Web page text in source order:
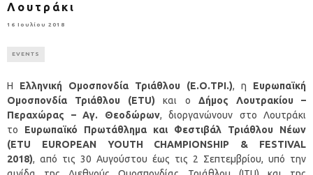
Λουτράκι
16 Ιουλίου 2018
EVENTS
Η Ελληνική Ομοσπονδία Τριάθλου (Ε.Ο.ΤΡΙ.), η Ευρωπαϊκή
Ομοσπονδία Τριάθλου (ETU) και o Δήμος Λουτρακίου –
Περαχώρας – Αγ. Θεοδώρων, διοργανώνουν στο Λουτράκι
το Ευρωπαϊκό Πρωτάθλημα και Φεστιβάλ Τριάθλου Νέων
(ETU EUROPEAN YOUTH CHAMPIONSHIP & FESTIVAL
2018), από τις 30 Αυγούστου έως τις 2 Σεπτεμβρίου, υπό την